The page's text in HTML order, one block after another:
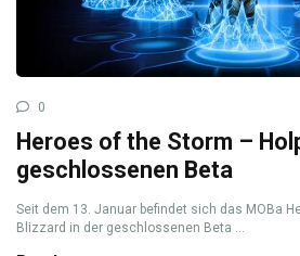
0
Heroes of the Storm –
geschlossenen Beta
Seit dem 13. Januar befindet sich das MOBa
Blizzard in der geschlossenen Beta ...